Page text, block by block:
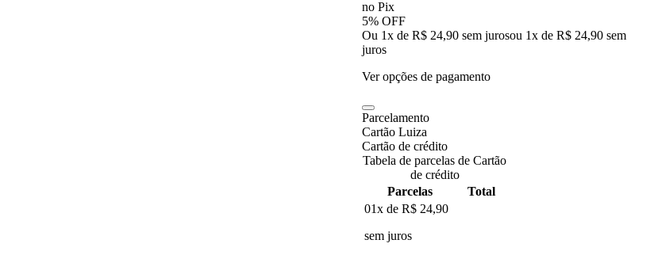
no Pix
5% OFF
Ou 1x de R$ 24,90 sem jurosou 1x de R$ 24,90 sem
juros
Ver opções de pagamento
Parcelamento
Cartão Luiza
Cartão de crédito
Tabela de parcelas de Cartão
de crédito
Parcelas
Total
01x de R$ 24,90
sem juros